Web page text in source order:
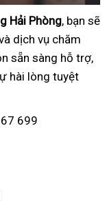
Hải Phòng, bạn sẽ
dịch vụ chăm
sẵn sàng hỗ trợ,
hài lòng tuyệt
699